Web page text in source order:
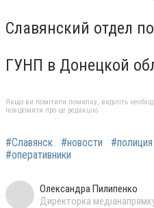
Славянский отдел
ГУНП в Донецкой
Якщо ви помітили помилку, виділіть
повідомити про це редакцію
#Славянск #новости #полиция
#оперативники
Олександра Пилипенко
Директорка